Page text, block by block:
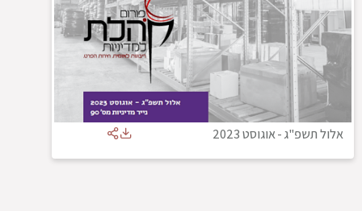
אלול תשפ"ג-אוגוסט 2023